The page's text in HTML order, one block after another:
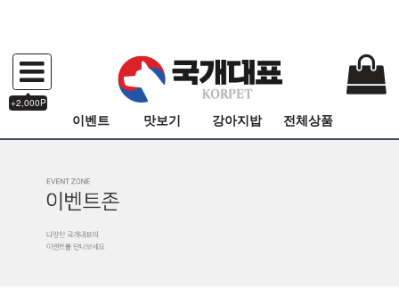
+2,000P
이벤트 맛보기 강아지밥 전체상품